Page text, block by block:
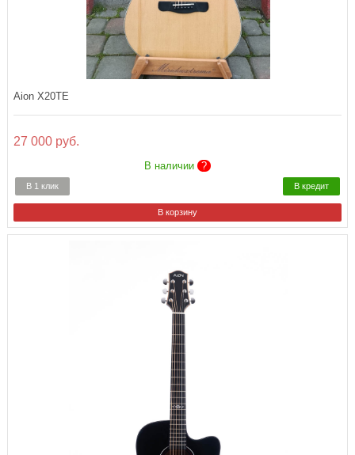
Aion X20TE
27 000 руб.
В наличии ?
В 1 клик В кредит